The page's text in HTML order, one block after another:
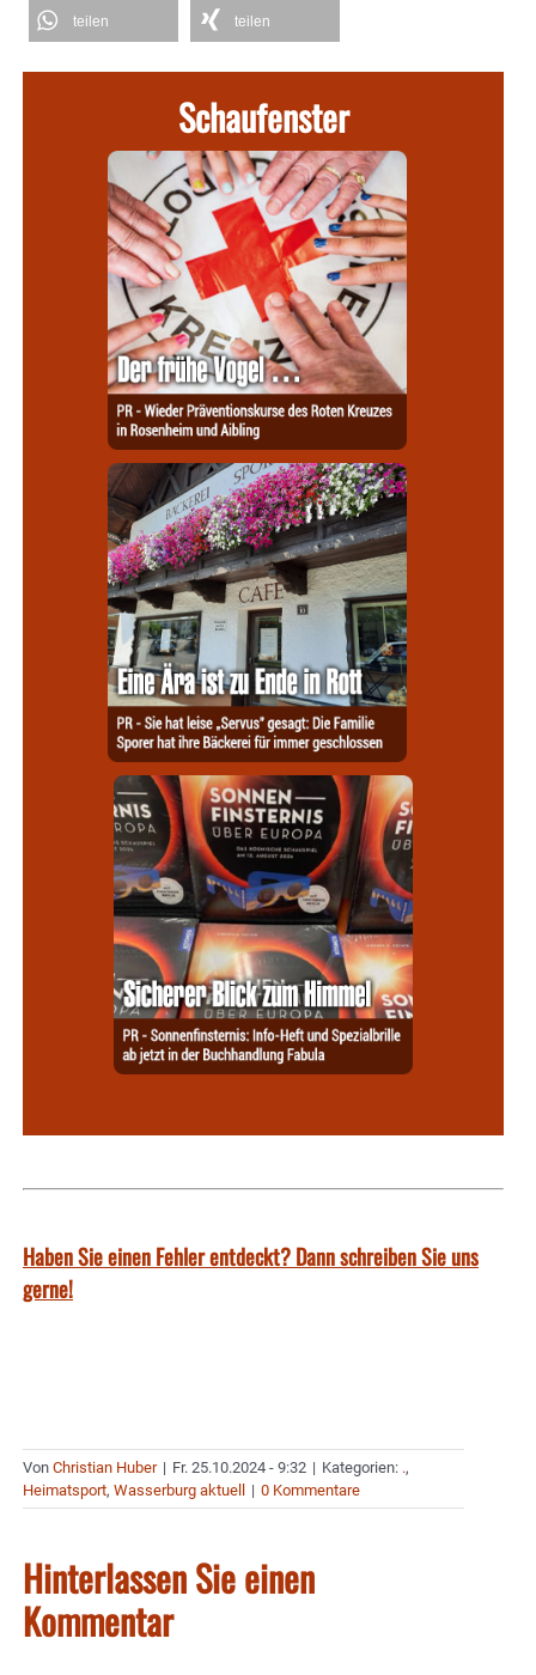
teilen teilen
Schaufenster
Haben Sie einen Fehler entdeckt? Dann schreiben Sie uns
gerne!
Von Christian Huber | Fr. 25.10.2024 - 9:32 | Kategorien: .,
Heimatsport, Wasserburg aktuell | 0 Kommentare
Hinterlassen Sie einen
Kommentar